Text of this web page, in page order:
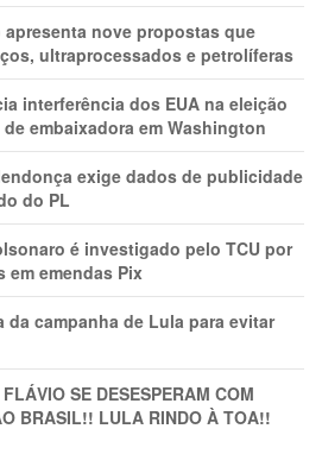
nove propostas que
ultraprocessados e petrolíferas
interferência dos EUA na eleição
embaixadora em Washington
exige dados de publicidade
do PL
é investigado pelo TCU por
em emendas Pix
da campanha de Lula para evitar
SE DESESPERAM COM
BRASIL!! LULA RINDO À TOA!!